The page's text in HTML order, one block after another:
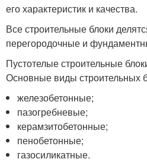
его характеристик и качества.
Все строительные блоки
перегородочные и
Пустотелые строительные
Основные виды строительных
железобетонные;
пазогребневые;
керамзитобетонные;
пенобетонные;
газосиликатные.